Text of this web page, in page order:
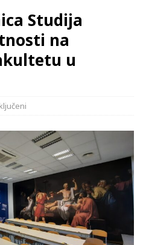
Studija
na
u